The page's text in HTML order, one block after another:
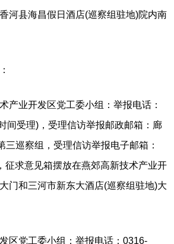
河县海昌假日酒店(巡察组驻地)院内南
业开发区党工委小组：举报电话：
间受理)，受理信访举报邮政邮箱：廊
三巡察组，受理信访举报电子邮箱：
，征求意见箱摆放在燕郊高新技术产业开
门和三河市新东大酒店(巡察组驻地)大
党工委小组：举报电话：0316-